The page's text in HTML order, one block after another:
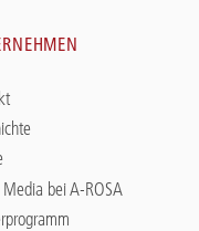
Media bei A-ROSA